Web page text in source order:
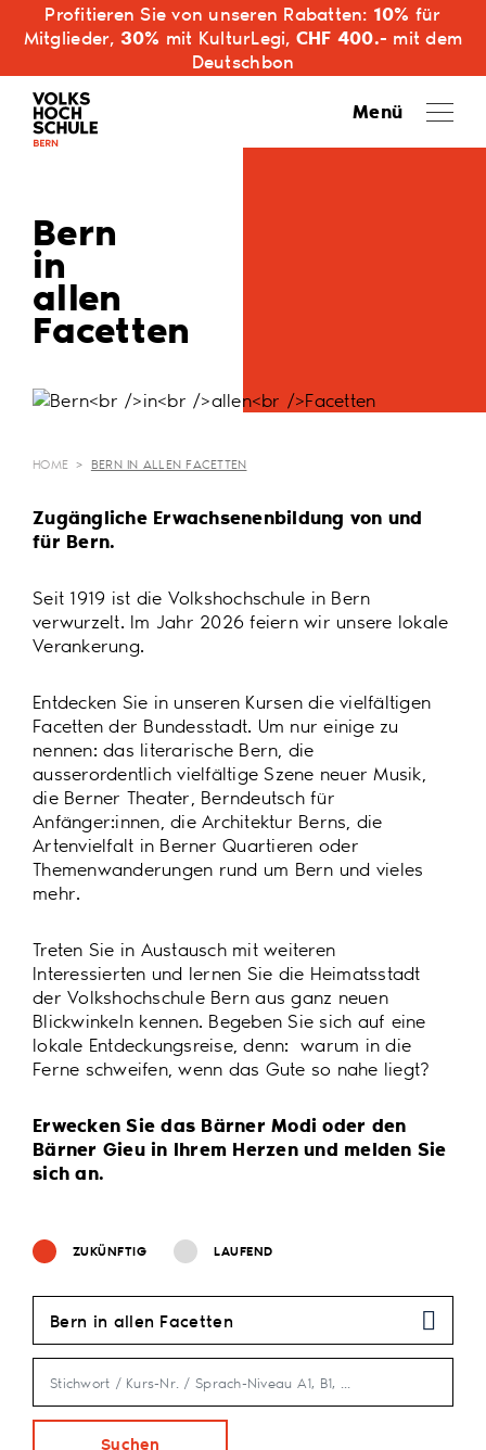
Profitieren Sie von unseren Rabatten: 10% für
Mitglieder, 30% mit KulturLegi, CHF 400.- mit dem
Deutschbon
Menü
Bern
in
allen
Facetten
HOME > BERN IN ALLEN FACETTEN
Zugängliche Erwachsenenbildung von und
für Bern.
Seit 1919 ist die Volkshochschule in Bern
verwurzelt. Im Jahr 2026 feiern wir unsere lokale
Verankerung.
Entdecken Sie in unseren Kursen die vielfältigen
Facetten der Bundesstadt. Um nur einige zu
nennen: das literarische Bern, die
ausserordentlich vielfältige Szene neuer Musik,
die Berner Theater, Berndeutsch für
Anfänger:innen, die Architektur Berns, die
Artenvielfalt in Berner Quartieren oder
Themenwanderungen rund um Bern und vieles
mehr.
Treten Sie in Austausch mit weiteren
Interessierten und lernen Sie die Heimatsstadt
der Volkshochschule Bern aus ganz neuen
Blickwinkeln kennen. Begeben Sie sich auf eine
lokale Entdeckungsreise, denn: warum in die
Ferne schweifen, wenn das Gute so nahe liegt?
Erwecken Sie das Bärner Modi oder den
Bärner Gieu in Ihrem Herzen und melden Sie
sich an.
ZUKÜNFTIG LAUFEND
Bern in allen Facetten